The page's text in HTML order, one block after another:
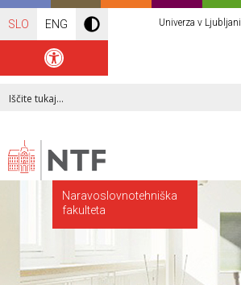
SLO ENG Univerza v Ljubljani
Naravoslovnotehniška
fakulteta